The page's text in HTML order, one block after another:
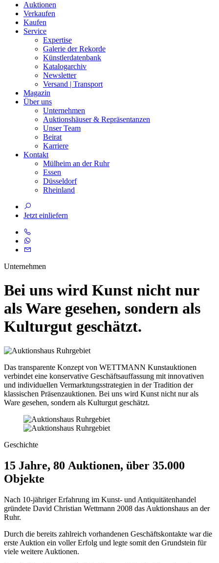
Auktionen
Verkaufen
Kaufen
Service
Expertise
Galerie der Rekorde
Künstlerdatenbank
Katalogarchiv
Newsletter
Versand | Transport
Magazin
Über uns
Unternehmen
Auktionshäuser & Repräsentanzen
Unser Team
Beirat
Karriere
Kontakt
Mülheim an der Ruhr
Essen
Düsseldorf
Rheinland
Jetzt einliefern
Unternehmen
Bei uns wird Kunst nicht nur
als Ware gesehen, sondern als
Kulturgut geschätzt.
Das transparente Konzept von WETTMANN Kunstauktionen
verbindet eine konservative Geschäftsauffassung mit innovativen
und individuellen Vermarktungsstrategien in der Tradition der
klassischen Präsenzauktionen. Bei uns wird Kunst nicht nur als
Ware gesehen, sondern als Kulturgut geschätzt.
Geschichte
15 Jahre, 80 Auktionen, über 35.000
Objekte
Nach 10-jähriger Erfahrung im Kunst- und Antiquitätenhandel
gründete David Christian Wettmann 2008 das Auktionshaus an der
Ruhr.
Durch die bereits zahlreich vorhandenen Geschäfts­kontakte war die
erste Auktion ein voller Erfolg und legte somit den Grundstein für
viele weitere Auktionen.